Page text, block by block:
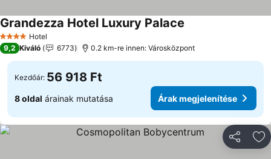
4 KategóriaHotel
Grandezza Hotel Luxury Palace
9,2 Kiváló 6773 0.2 km-re innen: Városközpont
Kezdőár: 56 918 Ft
8 oldal árainak mutatása Árak megjelenítése